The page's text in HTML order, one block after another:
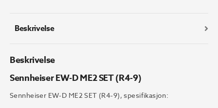
antall
Beskrivelse
Beskrivelse
Sennheiser EW-D ME2 SET (R4-9)
Sennheiser EW-D ME2 SET (R4-9), spesifikasjon: